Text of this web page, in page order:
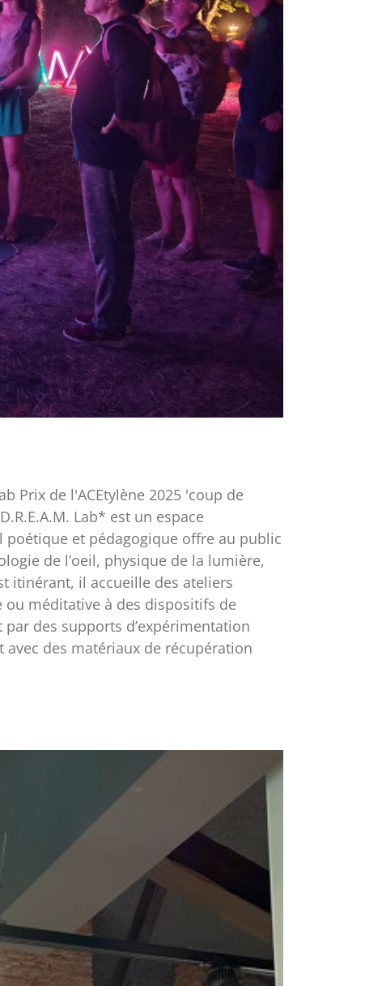
Prix de l'ACEtylène 2025 'coup de
Lab* est un espace
et pédagogique offre au public
de l’oeil, physique de la lumière,
itinérant, il accueille des ateliers
ou méditative à des dispositifs de
des supports d’expérimentation
des matériaux de récupération